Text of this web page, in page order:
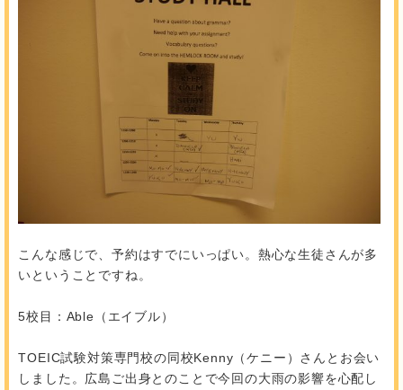
こんな感じで、予約はすでにいっぱい。熱心な生徒さんが多
いということですね。
5校目：Able（エイブル）
TOEIC試験対策専門校の同校Kenny（ケニー）さんとお会い
しました。広島ご出身とのことで今回の大雨の影響を心配し